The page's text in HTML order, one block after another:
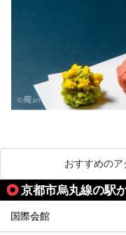
おすすめの
京都市烏丸線の駅
国際会館